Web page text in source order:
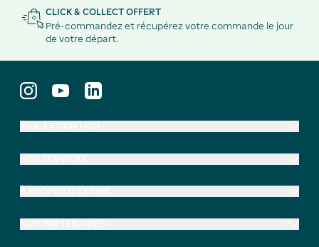
CLICK & COLLECT OFFERT
Pré-commandez et récupérez votre commande le jour
de votre départ.